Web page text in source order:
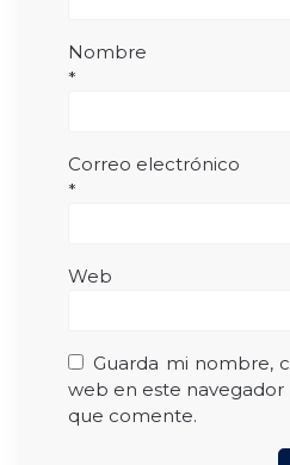
Nombre
*
Correo electrónico
*
Web
Guarda mi nombre,
web en este navegador
que comente.